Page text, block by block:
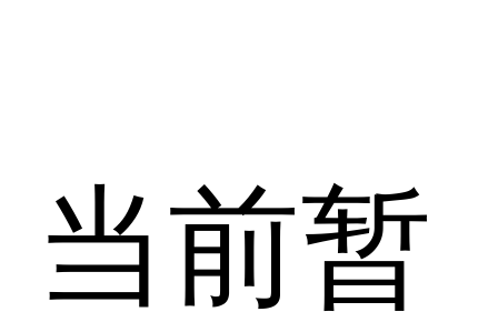
当前暂